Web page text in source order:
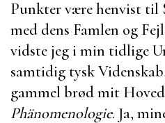
Punkter være henvist til
med dens Famlen og
vidste jeg i min tidlige
samtidig tysk
gammel brød mit
Phänomenologie. Ja,